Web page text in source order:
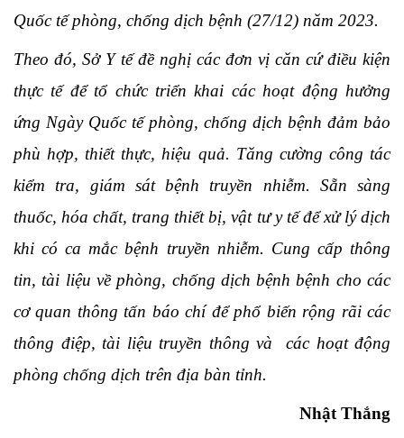
Quốc tế phòng, chống dịch bệnh (27/12) năm 2023.
Theo đó, Sở Y tế đề nghị các đơn vị căn cứ điều kiện
thực tế để tổ chức triển khai các hoạt động hưởng
ứng Ngày Quốc tế phòng, chống dịch bệnh đảm bảo
phù hợp, thiết thực, hiệu quả. Tăng cường công tác
kiểm tra, giám sát bệnh truyền nhiễm. Sẵn sàng
thuốc, hóa chất, trang thiết bị, vật tư y tế để xử lý dịch
khi có ca mắc bệnh truyền nhiễm. Cung cấp thông
tin, tài liệu về phòng, chống dịch bệnh bệnh cho các
cơ quan thông tấn báo chí để phổ biến rộng rãi các
thông điệp, tài liệu truyền thông và các hoạt động
phòng chống dịch trên địa bàn tỉnh.
Nhật Thắng